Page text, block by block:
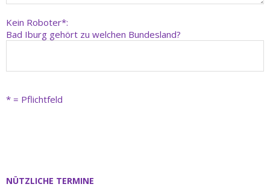
Kein Roboter*:
Bad Iburg gehört zu welchen Bundesland?
* = Pflichtfeld
n
NÜTZLICHE TERMINE